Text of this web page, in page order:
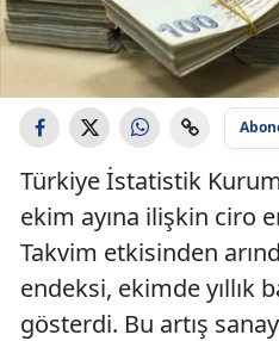
Türkiye İstatistik
ekim ayına ilişkin ciro
Takvim etkisinden
endeksi, ekimde yıllık
gösterdi. Bu artış